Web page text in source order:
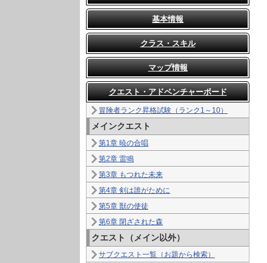
基本情報
クラス・スキル
マップ情報
クエスト・アドベンチャーボード
冒険者ランク昇格試験（ランク1～10）
メインクエスト
第1章 暁の合唱
第2章 雷鳴
第3章 もつれた未来
第4章 剣は誰がために
第5章 獣の使徒
第6章 閉ざされた森
クエスト（メイン以外）
サブクエスト一覧（お題から検索）